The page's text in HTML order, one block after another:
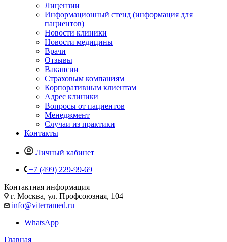
Лицензии
Информационный стенд (информация для
пациентов)
Новости клиники
Новости медицины
Врачи
Отзывы
Вакансии
Страховым компаниям
Корпоративным клиентам
Адрес клиники
Вопросы от пациентов
Менеджмент
Случаи из практики
Контакты
Личный кабинет
+7 (499) 229-99-69
Контактная информация
г. Москва, ул. Профсоюзная, 104
info@viterramed.ru
WhatsApp
Главная